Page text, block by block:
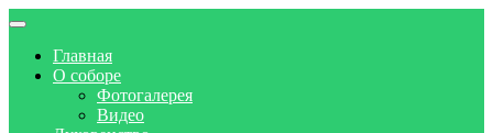
Главная
О соборе
Фотогалерея
Видео